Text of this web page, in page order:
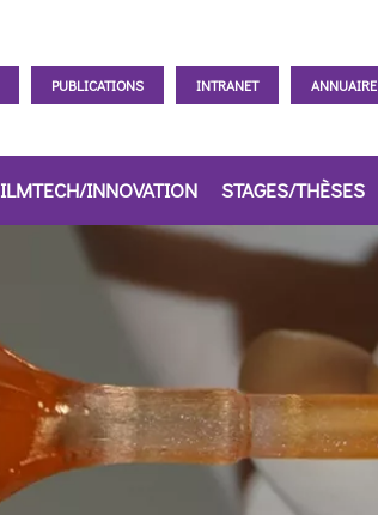
PUBLICATIONS INTRANET ANNUAIRE
ILMTECH/INNOVATION STAGES/THÈSES